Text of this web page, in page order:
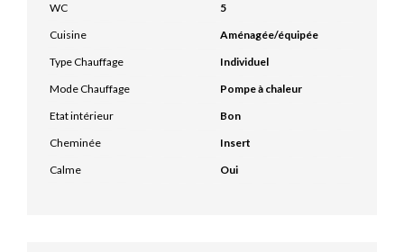
WC
5
Cuisine
Aménagée/équipée
Type Chauffage
Individuel
Mode Chauffage
Pompe à chaleur
Etat intérieur
Bon
Cheminée
Insert
Calme
Oui